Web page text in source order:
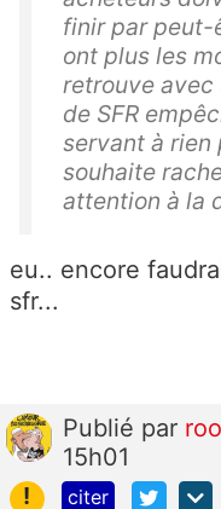
finir par peut-
ont plus les
retrouve
de SFR
servant à rien
souhaite
attention à la
eu.. encore
sfr...
Publié par
15h01
!
citer